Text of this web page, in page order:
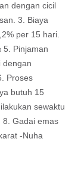
dengan cicil
3. Biaya
per 15 hari.
5. Pinjaman
dengan
Proses
butuh 15
sewaktu
8. Gadai emas
-Nuha